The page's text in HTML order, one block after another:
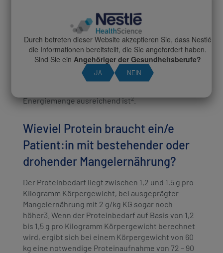
von 65 kg einer Energiemenge von 1.950 kcal pro
Tag. Bei einem stark ausgeprägten
Gewichtsverlust erhöht sich der
Orientierungswert auf nahezu 40 kcal/kg KG (32-38
kcal/kg) und somit 2.600 kcal. Aufgrund großer
individueller Unterschiede muss durch
engmaschige Gewichtskontrolle regelmäßig
Energiemenge ausreichend ist2.
Wieviel Protein braucht ein/e
Patient:in mit bestehender oder
drohender Mangelernährung?
Der Proteinbedarf liegt zwischen 1,2 und 1,5 g pro
Kilogramm Körpergewicht, bei ausgeprägter
Mangelernährung mit 2 g/kg KG sogar noch
höher3. Wenn der Proteinbedarf auf Basis von 1,2
bis 1,5 g pro Kilogramm Körpergewicht berechnet
wird, ergibt sich bei einem Körpergewicht von 60
kg eine notwendige Proteinaufnahme von 72 – 90
Durch betreten dieser Website akzeptieren Sie, dass Nestlé
die Informationen bereitstellt, die Sie angefordert haben.
Sind Sie ein Angehöriger der Gesundheitsberufe?
JA NEIN